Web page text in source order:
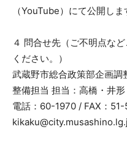
（YouTube）にて公開しま
４ 問合せ先（ご不明点な
ください。）
武蔵野市総合政策部企画調
整備担当 担当：高橋・井形
電話：60-1970 / FAX：